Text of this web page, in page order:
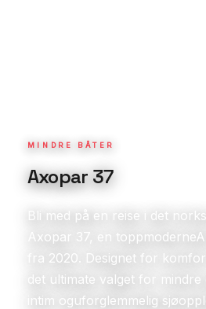
MINDRE BÅTER
Axopar 37
Bli med på en reise i det
Axopar 37, en
fra 2020. Designet for
det ultimate valget for mindre
intim oguforglemmelig